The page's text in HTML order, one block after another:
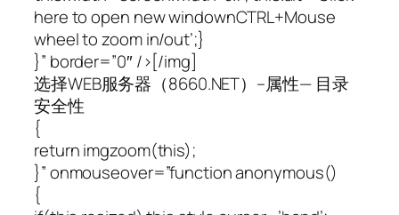
here to open new windownCTRL+Mouse
wheel to zoom in/out’;}
}” border=”0″ />[/img]
选择WEB服务器（8660.NET）–属性— 目录
安全性
{
return imgzoom(this);
}” onmouseover=”function anonymous()
{